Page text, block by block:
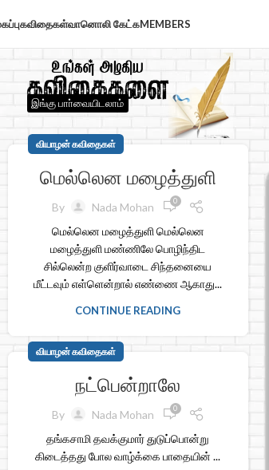
கவிதைகள்வானொலி கேட்கMEMBERS
இங்கு பாா்வையிடலாம்
வியாழன் கவிதைகள்
மெல்லென மழைத்துளி
By Nada Mohan 0
மெல்லென மழைத்துளி மெல்லென
மழைத்துளி மண்ணிலே பொழிந்திட
சில்லென்ற குளிர்வாடை சிந்தனையை
மீட்டவும் எள்ளென்றால் எண்ணை ஆகாது...
CONTINUE READING
வியாழன் கவிதைகள்
நட்பென்றாலே
By Nada Mohan 0
தங்கசாமி தவக்குமார் துடுப்பொன்று
கிடைத்தது போல வாழ்க்கை பாதையின் ...